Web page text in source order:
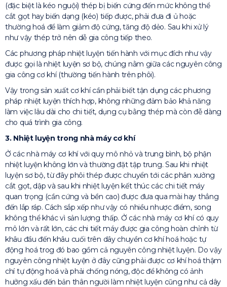
(đặc biệt là kéo nguội) thép bị biến cứng đến mức không thể
cắt gọt hay biến dạng (kéo) tiếp được, phải đưa đi ủ hoặc
thường hoá để làm giảm độ cứng, tăng độ dẻo. Sau khi xử lý
như vậy thép trở nên dễ gia công tiếp theo.
Các phương pháp nhiệt luyện tiến hành với mục đích như vậy
được gọi là nhiệt luyện sơ bộ, chúng nằm giữa các nguyên công
gia công cơ khí (thường tiến hành trên phôi).
Vậy trong sản xuất cơ khí cần phải biết tận dụng các phương
pháp nhiệt luyện thích hợp, không những đảm bảo khả năng
làm việc lâu dài cho chi tiết, dụng cụ bằng thép mà còn đễ dàng
cho quá trình gia công.
3. Nhiệt luyện trong nhà máy cơ khí
Ở các nhà máy cơ khí với quy mô nhỏ và trung bình, bộ phận
nhiệt luyện không lớn và thường đặt tập trung. Sau khi nhiệt
luyện sơ bộ, từ đây phôi thép được chuyển tới các phân xưởng
cắt gọt, dập và sau khi nhiệt luyện kết thúc các chi tiết máy
quan trọng (cần cứng và bền cao) được đưa qua mài hay thẳng
đến lắp ráp. Cách sắp xếp như vậy có nhiều nhược điểm, song
không thể khác vì sản lượng thấp. Ở các nhà máy cơ khí có quy
mô lớn và rất lớn, các chi tiết máy được gia công hoàn chỉnh từ
khâu đầu đến khâu cuối trên dây chuyền cơ khí hoá hoặc tự
động hoá trog đó bao gồm cả nguyên công nhiệt luyện. Do vậy
nguyên công nhiệt luyện ở đây cũng phải được cơ khí hoá thậm
chí tự động hoá và phải chống nóng, độc để không có ảnh
hưởng xấu đến bản thân người làm nhiệt luyện cũng như cả dây